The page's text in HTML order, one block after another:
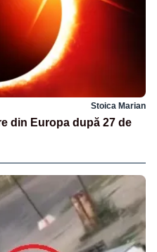
Stoica Marian
din Europa după 27 de